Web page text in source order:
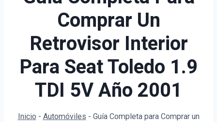
Comprar Un
Retrovisor Interior
Para Seat Toledo 1.9
TDI 5V Año 2001
Inicio - Automóviles - Guía Completa para Comprar un